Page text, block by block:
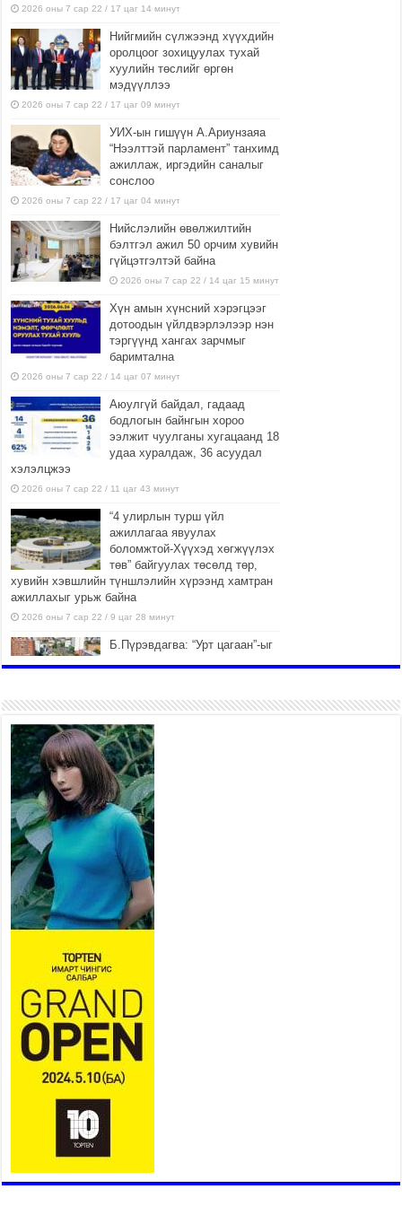
2026 оны 7 сар 22 / 17 цаг 14 минут
Нийгмийн сүлжээнд хүүхдийн
оролцоог зохицуулах тухай
хуулийн төслийг өргөн
мэдүүллээ
2026 оны 7 сар 22 / 17 цаг 09 минут
УИХ-ын гишүүн А.Ариунзаяа
“Нээлттэй парламент” танхимд
ажиллаж, иргэдийн саналыг
сонслоо
2026 оны 7 сар 22 / 17 цаг 04 минут
Нийслэлийн өвөлжилтийн
бэлтгэл ажил 50 орчим хувийн
гүйцэтгэлтэй байна
2026 оны 7 сар 22 / 14 цаг 15 минут
Хүн амын хүнсний хэрэгцээг
дотоодын үйлдвэрлэлээр нэн
тэргүүнд хангах зарчмыг
баримтална
2026 оны 7 сар 22 / 14 цаг 07 минут
Аюулгүй байдал, гадаад
бодлогын байнгын хороо
ээлжит чуулганы хугацаанд 18
удаа хуралдаж, 36 асуудал
хэлэлцжээ
2026 оны 7 сар 22 / 11 цаг 43 минут
“4 улирлын турш үйл
ажиллагаа явуулах
боломжтой-Хүүхэд хөгжүүлэх
төв” байгуулах төсөлд төр,
хувийн хэвшлийн түншлэлийн хүрээнд хамтран
ажиллахыг урьж байна
2026 оны 7 сар 22 / 9 цаг 28 минут
Б.Пүрэвдагва: “Урт цагаан”-ыг
2026 оны 7 сар 21 / 16 цаг 47 минут
Тусгай замын автобус /BRT/
төслийн удирдах хорооны
ээлжит хуралдаан боллоо
2026 оны 7 сар 21 / 16 цаг 43 минут
Ерөнхий сайд Н.Учрал БНХАУ-
аас Монгол Улсад суугаа
Элчин сайд Шэнь
Миньжюанийг хүлээн авч
уулзав
2026 оны 7 сар 21 / 16 цаг 39 минут
БҮГД НАЙРАМДАХ ТАЖИКИСТАН УЛСТАЙ
ЭДИЙН ЗАСГИЙН ХАМТЫН АЖИЛЛАГААГ
ӨРГӨЖҮҮЛНЭ
2026 оны 7 сар 21 / 16 цаг 34 минут
26,992 суралцагч хотхоны бага сургуульд, 8100
суралцагч төрөлжсөн ахлах сургуульд
суралцана
2026 оны 7 сар 21 / 13 цаг 43 минут
тээврийн зохицуулалт, сургууль, цэцэрлэг, зах,
худалдааны төвийн ажиллах хуваарийг гаргаж,
иргэдэд мэдээлэхийг үүрэг болголоо
2026 оны 7 сар 21 / 11 цаг 59 минут
Гэр бүлийн хэрэг шүүхэд хянан шийдвэрлэх